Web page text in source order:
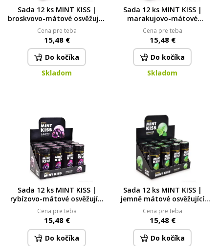
Sada 12 ks MINT KISS |
broskvovo-mátové osvěžující
pastilky bez cukru | peach
mint | 28 g x 12 peach mint
| 28 g x 3
Cena pre teba
15,48 €
Do kočíka
Skladom
Sada 12 ks MINT KISS |
marakujovo-mátové
osvěžující pastilky bez cukru
| maracuja mint | 28 g x 12
Cena pre teba
15,48 €
Do kočíka
Skladom
Sada 12 ks MINT KISS |
rybízovo-mátové osvěžující
pastilky bez cukru cassis
mint | 28 g x 12
Cena pre teba
15,48 €
Do kočíka
Sada 12 ks MINT KISS |
jemně mátové osvěžující
pastilky bez cukru
spearmint | 28 g x 12
Cena pre teba
15,48 €
Do kočíka